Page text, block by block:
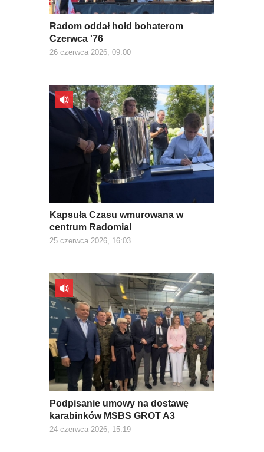
Radom oddał hołd bohaterom
Czerwca '76
26 czerwca 2026, 09:00
Kapsuła Czasu wmurowana w
centrum Radomia!
25 czerwca 2026, 16:03
Podpisanie umowy na dostawę
karabinków MSBS GROT A3
24 czerwca 2026, 15:19